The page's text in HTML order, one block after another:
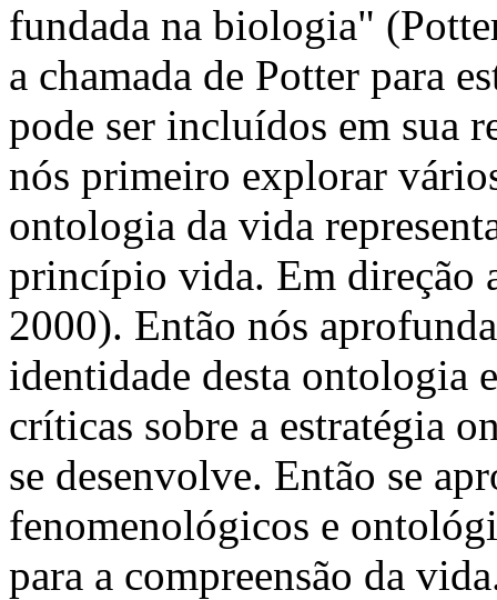
fundada na biologia"
a chamada de Potter para
pode ser incluídos em sua
nós primeiro explorar
ontologia da vida
princípio vida. Em direção
2000). Então nós
identidade desta ontologia
críticas sobre a estratégia
se desenvolve. Então se
fenomenológicos e
para a compreensão da